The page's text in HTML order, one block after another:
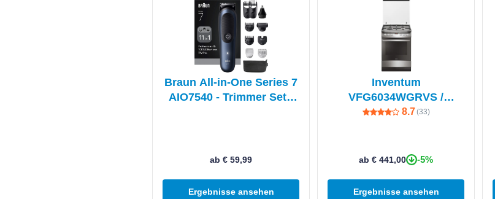
Braun All-in-One Series 7
AIO7540 - Trimmer Set -
ab € 59,99
Ergebnisse ansehen
Inventum
VFG6034WGRVS /
VFG6034WGRVS
8.7(33)
ab € 441,00 -5%
Ergebnisse ansehen